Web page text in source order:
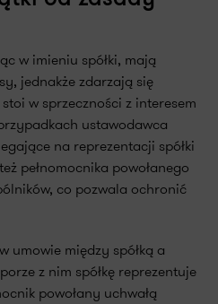
w imieniu spółki, mają
jednakże zdarzają się
w sprzeczności z interesem
ustawodawca
na reprezentacji spółki
pełnomocnika powołanego
co pozwala ochronić
umowie między spółką a
z nim spółkę reprezentuje
powołany uchwałą